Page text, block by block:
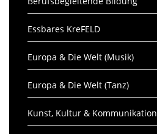
Essbares KreFELD
Europa & Die Welt (Musik)
Europa & Die Welt (Tanz)
Kunst, Kultur & Kommunikation